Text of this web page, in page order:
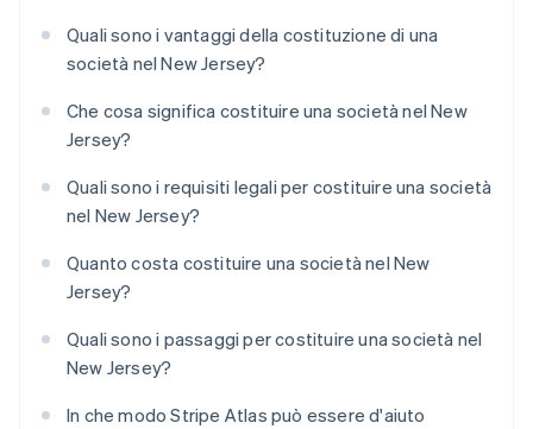
Quali sono i vantaggi della costituzione di una
società nel New Jersey?
Che cosa significa costituire una società nel New
Jersey?
Quali sono i requisiti legali per costituire una società
nel New Jersey?
Quanto costa costituire una società nel New
Jersey?
Quali sono i passaggi per costituire una società nel
New Jersey?
In che modo Stripe Atlas può essere d'aiuto